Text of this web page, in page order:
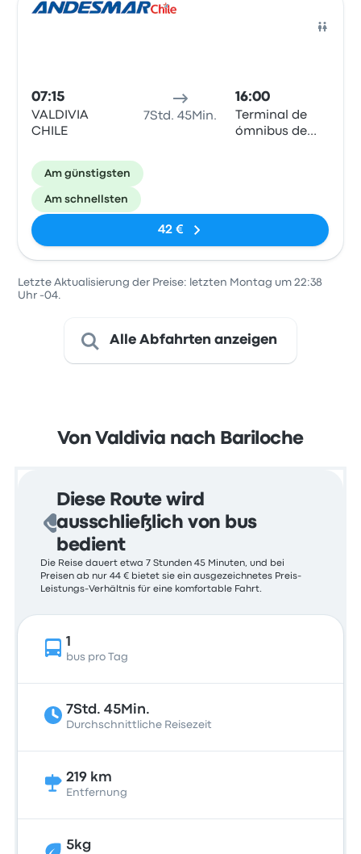
07:15
VALDIVIA
CHILE
7Std. 45Min.
16:00
Terminal de
ómnibus de
Am günstigsten
Am schnellsten
42 €
Letzte Aktualisierung der Preise: letzten Montag um 22:38
Uhr -04.
Alle Abfahrten anzeigen
Von Valdivia nach Bariloche
Diese Route wird
ausschließlich von bus
bedient
Die Reise dauert etwa 7 Stunden 45 Minuten, und bei
Preisen ab nur 44 € bietet sie ein ausgezeichnetes Preis-
Leistungs-Verhältnis für eine komfortable Fahrt.
1
bus pro Tag
7Std. 45Min.
Durchschnittliche Reisezeit
219 km
Entfernung
5kg